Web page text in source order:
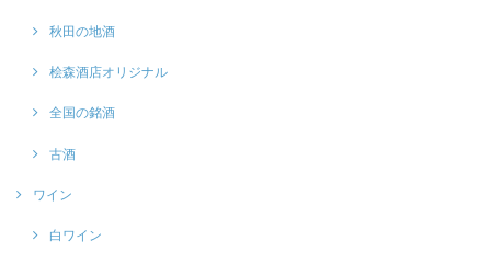
秋田の地酒
桧森酒店オリジナル
全国の銘酒
古酒
ワイン
白ワイン